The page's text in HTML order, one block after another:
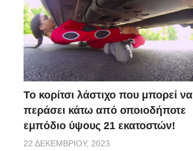
Το κορίτσι λάστιχο που μπορεί να
περάσει κάτω από οποιοδήποτε
εμπόδιο ύψους 21 εκατοστών!
22 ΔΕΚΕΜΒΡΊΟΥ, 2023